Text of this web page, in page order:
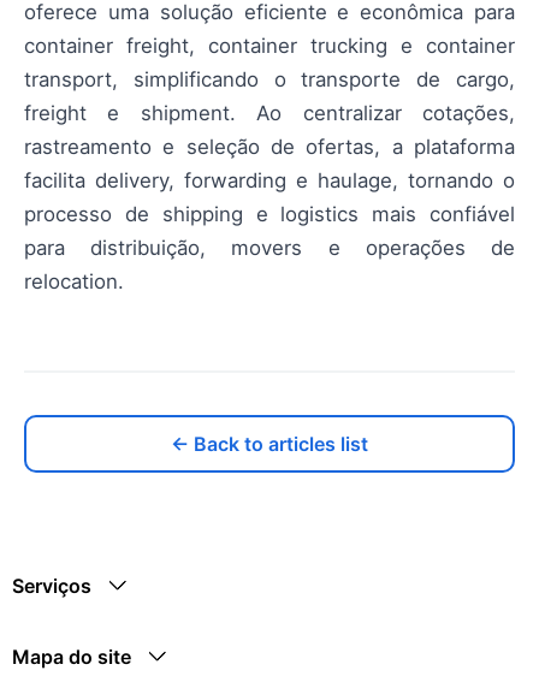
oferece uma solução eficiente e econômica para
container freight, container trucking e container
transport, simplificando o transporte de cargo,
freight e shipment. Ao centralizar cotações,
rastreamento e seleção de ofertas, a plataforma
facilita delivery, forwarding e haulage, tornando o
processo de shipping e logistics mais confiável
para distribuição, movers e operações de
relocation.
← Back to articles list
Serviços
Mapa do site